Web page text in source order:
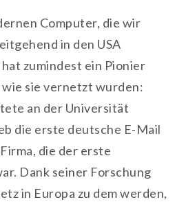
Computer, die wir
in den USA
zumindest ein Pionier
sie vernetzt wurden:
an der Universität
die erste deutsche E-Mail
die der erste
Dank seiner Forschung
in Europa zu dem werden,